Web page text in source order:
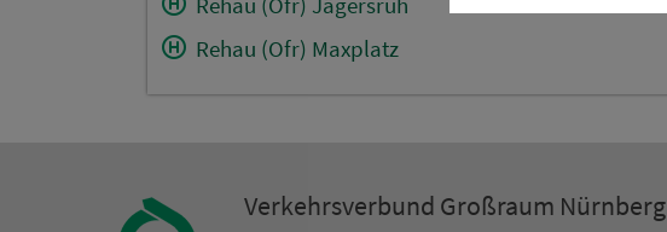
Rehau (Ofr) Maxplatz
Ver­kehrs­ver­bund Groß­raum Nürn­berg